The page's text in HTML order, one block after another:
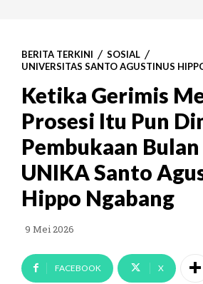
BERITA TERKINI
SOSIAL
UNIVERSITAS SANTO AGUSTINUS
Ketika Gerimis
Prosesi Itu Pun
Pembukaan
UNIKA Santo
Hippo Ngabang
9 Mei 2026
FACEBOOK X